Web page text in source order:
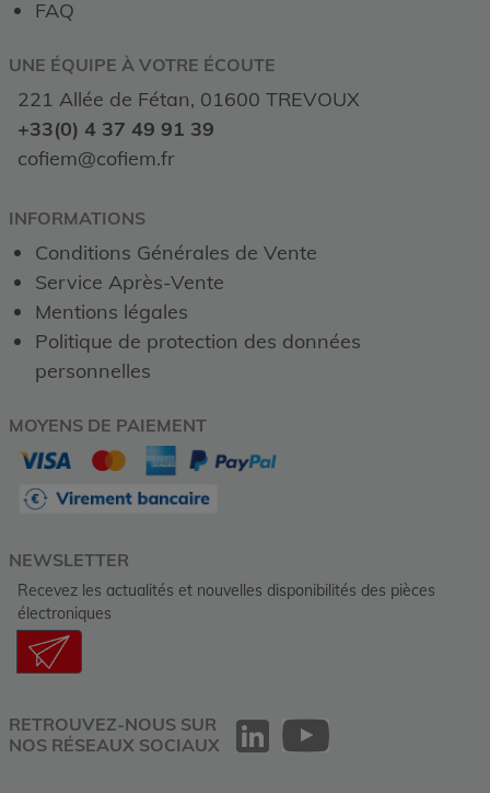
FAQ
UNE ÉQUIPE À VOTRE ÉCOUTE
221 Allée de Fétan, 01600 TREVOUX
+33(0) 4 37 49 91 39
cofiem@cofiem.fr
INFORMATIONS
Conditions Générales de Vente
Service Après-Vente
Mentions légales
Politique de protection des données
personnelles
MOYENS DE PAIEMENT
NEWSLETTER
Recevez les actualités et nouvelles disponibilités des pièces
électroniques
RETROUVEZ-NOUS SUR
NOS RÉSEAUX SOCIAUX